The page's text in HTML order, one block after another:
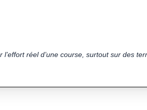
réel d’une course, surtout sur des